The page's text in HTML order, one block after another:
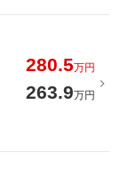
280.5万円
263.9万円